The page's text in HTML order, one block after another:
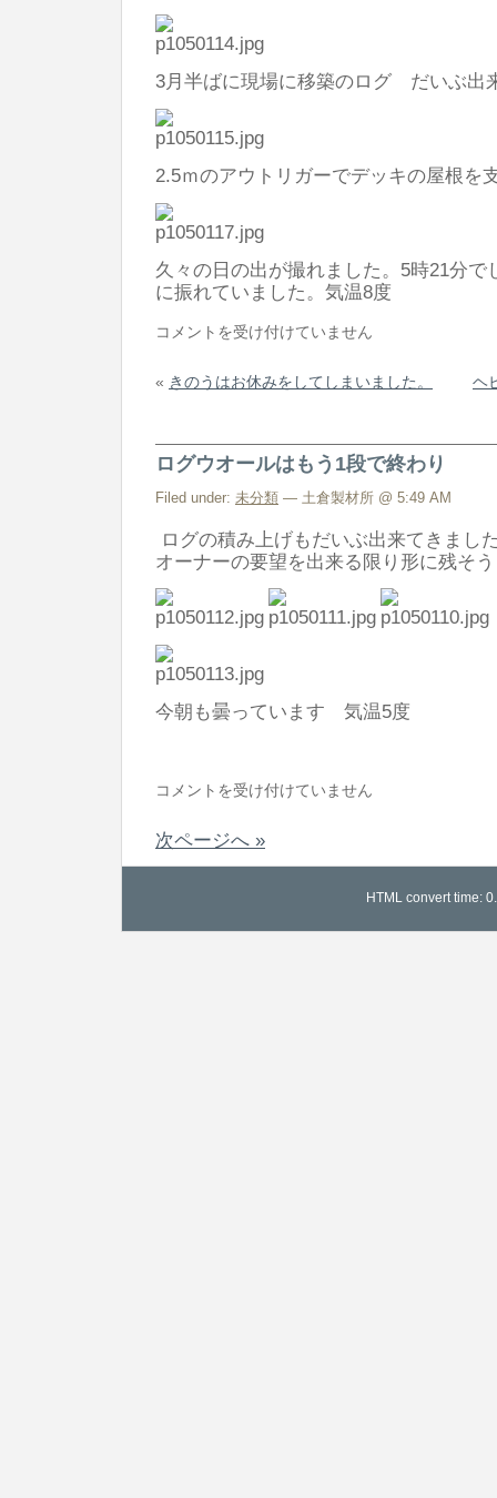
3月半ばに現場に移築のログ だいぶ出
2.5ｍのアウトリガーでデッキの屋根を
久々の日の出が撮れました。5時21分で
に振れていました。気温8度
ヘ
ー
モ
ー
カ
を
慢
る
コメントを受け付けていません
« きのうはお休みをしてしまいました。 ヘ
ログウオールはもう1段で終わり
Filed under: 未分類 — 土倉製材所 @ 5:49 AM
ログの積み上げもだいぶ出来てきまし
オーナーの要望を出来る限り形に残そ
今朝も曇っています 気温5度
ロ
ウ
オ
コメントを受け付けていません
次ページへ »
HTML convert time: